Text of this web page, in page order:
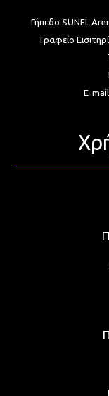
Γήπεδο SUNEL
Γραφείο
E-mail